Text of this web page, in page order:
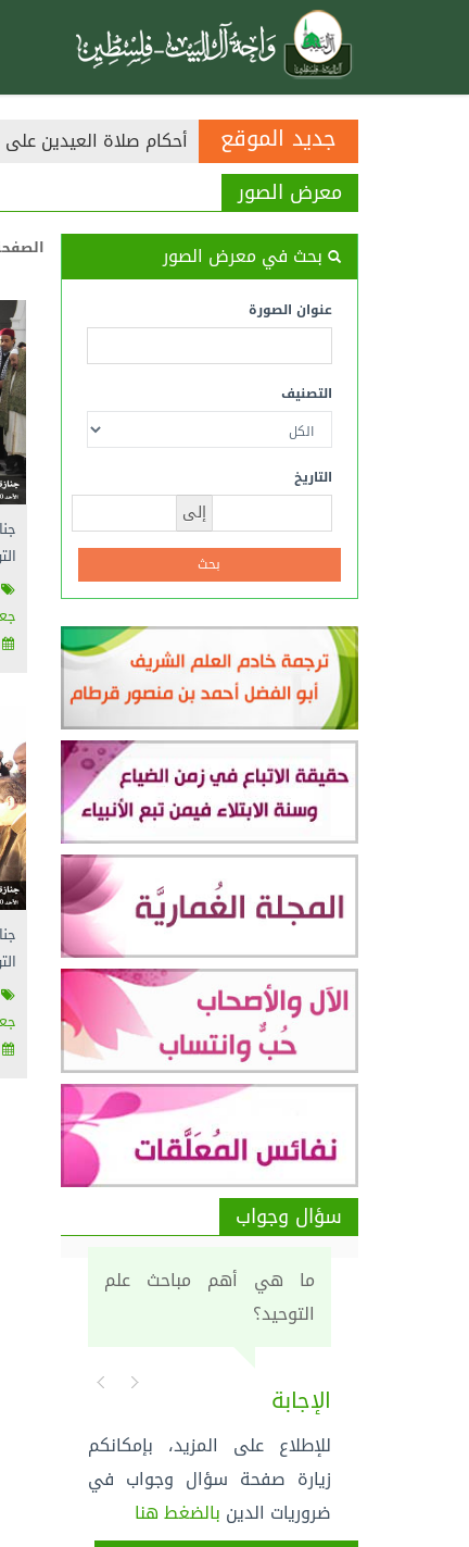
جديد الموقع أحكام صلاة العيدين
معرض الصور
بحث في معرض الصور
عنوان الصورة
التصنيف
التاريخ
إلى
سؤال وجواب
ما هي أهم مباحث علم
التوحيد؟
الإجابة
للإطلاع على المزيد، بإمكانكم
زيارة صفحة سؤال وجواب في
ضروريات الدين بالضغط هنا